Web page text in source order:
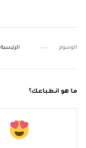
الوسوم الرئيسية
ما هو انطباعك؟